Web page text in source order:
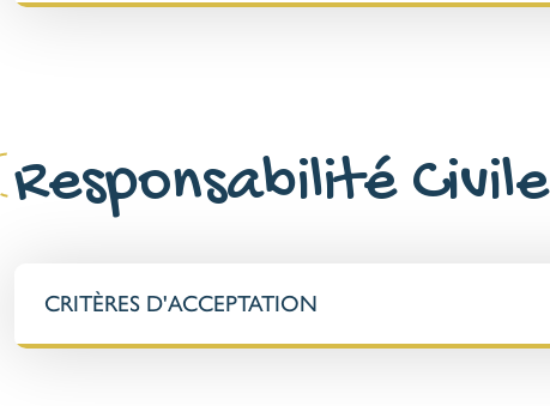
Responsabilité
CRITÈRES D'ACCEPTATION